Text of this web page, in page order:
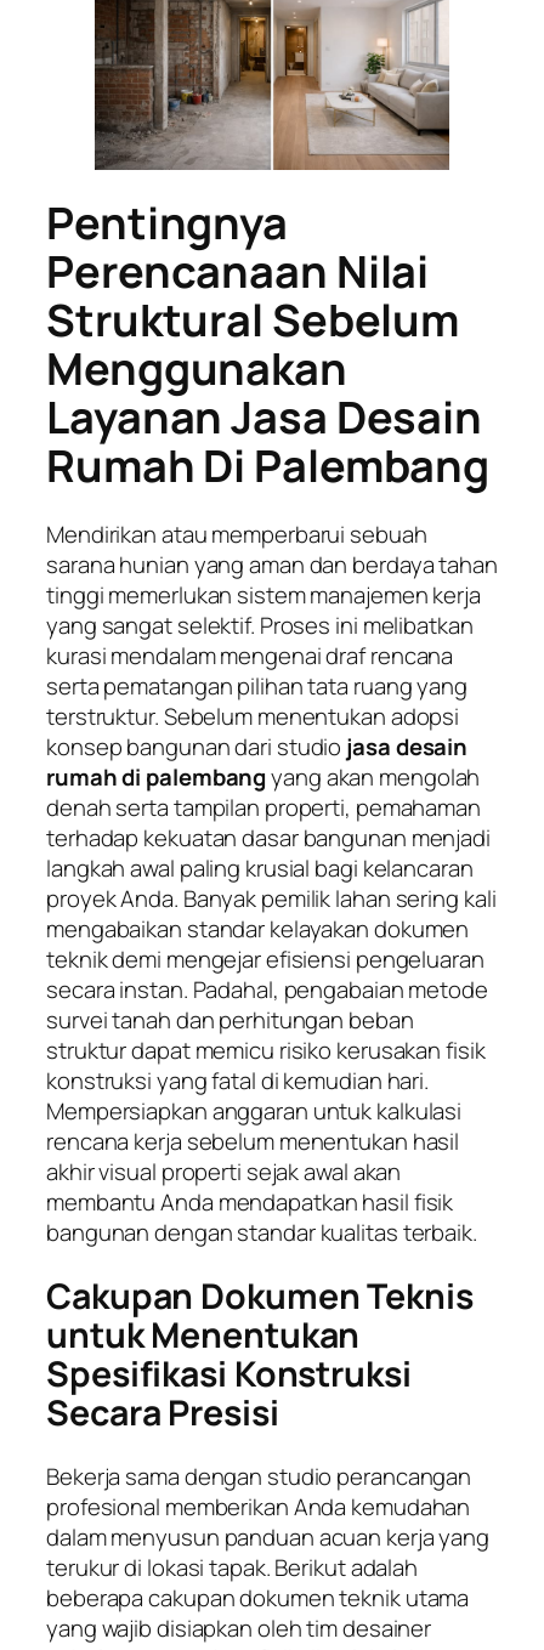
Pentingnya
Perencanaan Nilai
Struktural Sebelum
Menggunakan
Layanan Jasa Desain
Rumah Di Palembang
Mendirikan atau memperbarui sebuah
sarana hunian yang aman dan berdaya tahan
tinggi memerlukan sistem manajemen kerja
yang sangat selektif. Proses ini melibatkan
kurasi mendalam mengenai draf rencana
serta pematangan pilihan tata ruang yang
terstruktur. Sebelum menentukan adopsi
konsep bangunan dari studio jasa desain
rumah di palembangyang akan mengolah
denah serta tampilan properti, pemahaman
terhadap kekuatan dasar bangunan menjadi
langkah awal paling krusial bagi kelancaran
proyek Anda. Banyak pemilik lahan sering kali
mengabaikan standar kelayakan dokumen
teknik demi mengejar efisiensi pengeluaran
secara instan. Padahal, pengabaian metode
survei tanah dan perhitungan beban
struktur dapat memicu risiko kerusakan fisik
konstruksi yang fatal di kemudian hari.
Mempersiapkan anggaran untuk kalkulasi
rencana kerja sebelum menentukan hasil
akhir visual properti sejak awal akan
membantu Anda mendapatkan hasil fisik
bangunan dengan standar kualitas terbaik.
Cakupan Dokumen Teknis
untuk Menentukan
Spesifikasi Konstruksi
Secara Presisi
Bekerja sama dengan studio perancangan
profesional memberikan Anda kemudahan
dalam menyusun panduan acuan kerja yang
terukur di lokasi tapak. Berikut adalah
beberapa cakupan dokumen teknik utama
yang wajib disiapkan oleh tim desainer